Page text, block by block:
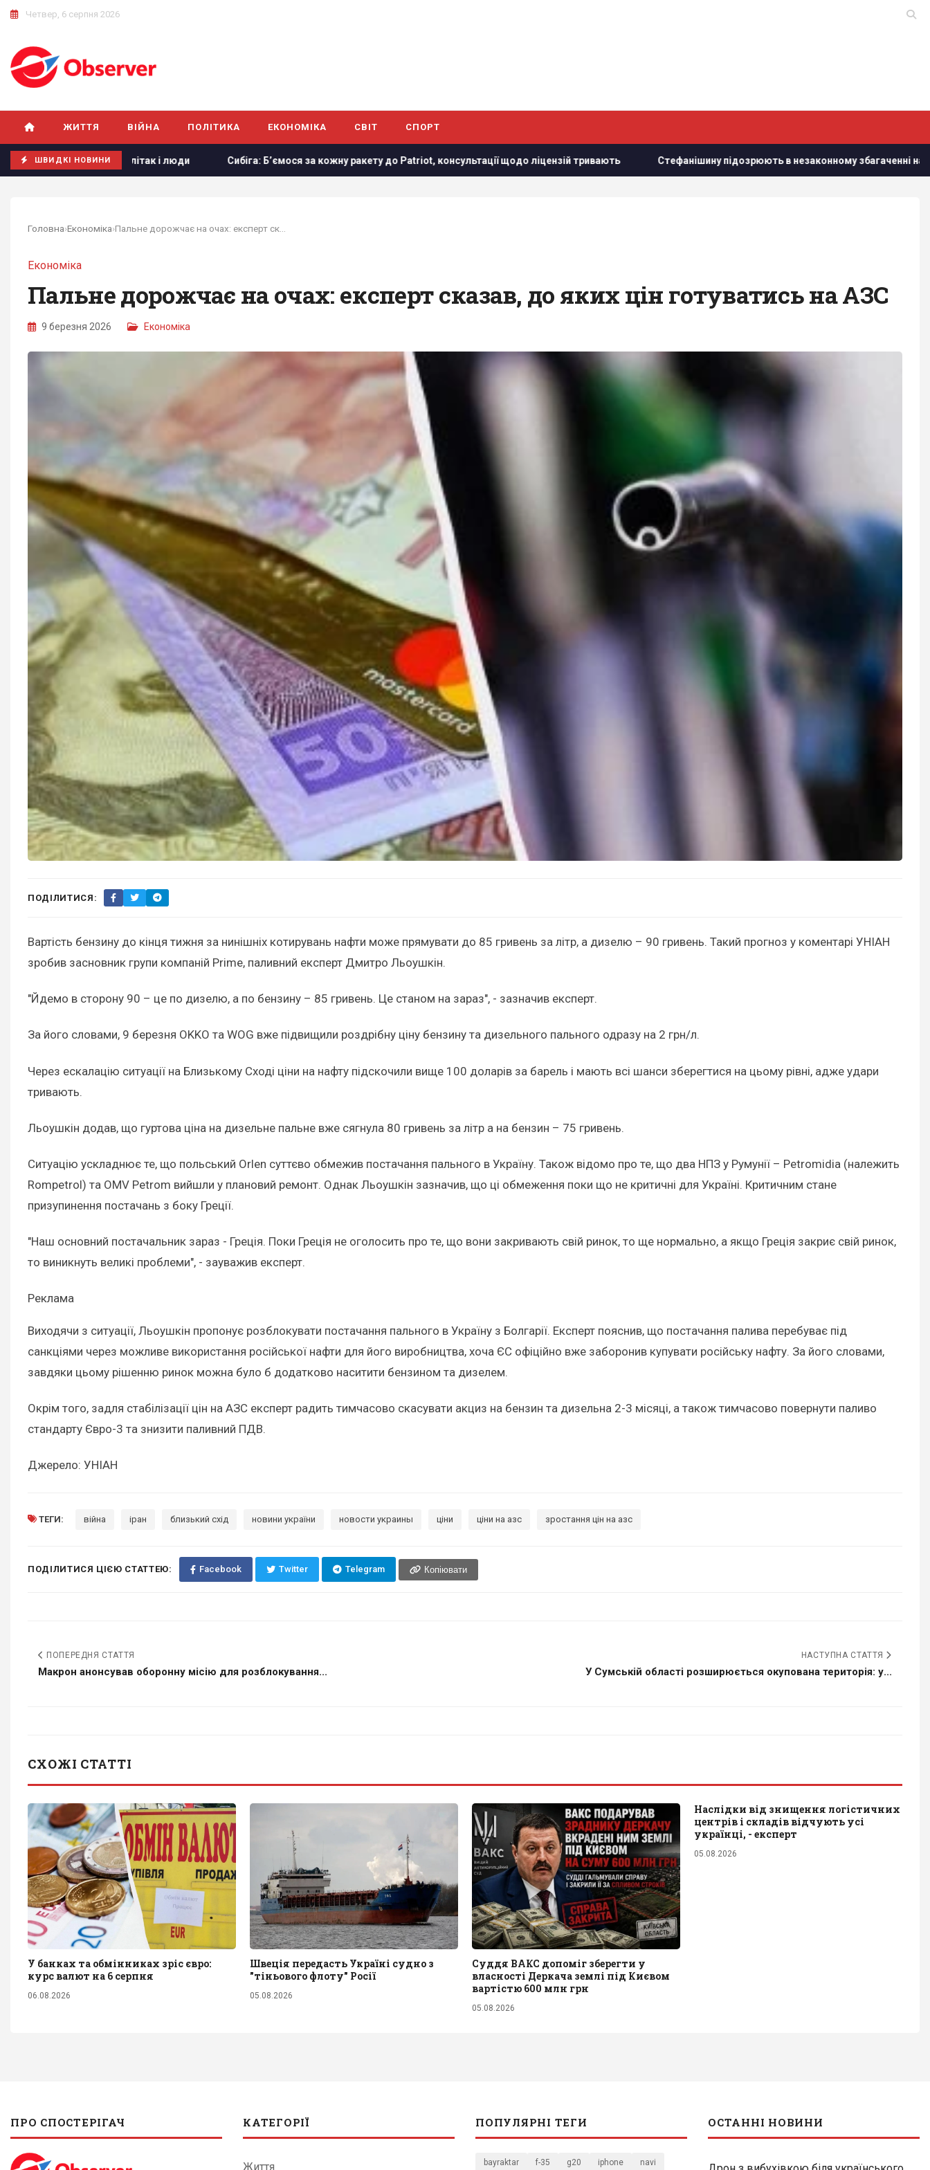
Четвер, 6 серпня 2026
ЖИТТЯ ВІЙНА ПОЛІТИКА ЕКОНОМІКА СВІТ СПОРТ
ШВИДКІ НОВИНИ
літак і люди Сибіга: Б’ємося за кожну ракету до Patriot, консультації щодо ліцензій тривають Стефанішину підозрюють в незаконному збагаченні на 13,9 млн грн: в НАБУ
Головна›Економіка›
Економіка
Пальне дорожчає на очах: експерт сказав, до яких цін готуватись на АЗС
9 березня 2026 Економіка
ПОДІЛИТИСЯ:
Вартість бензину до кінця тижня за нинішніх котирувань нафти може прямувати до 85 гривень за літр, а дизелю – 90 гривень. Такий прогноз у коментарі УНІАН
зробив засновник групи компаній Prime, паливний експерт Дмитро Льоушкін.
"Йдемо в сторону 90 – це по дизелю, а по бензину – 85 гривень. Це станом на зараз", - зазначив експерт.
За його словами, 9 березня OKKO та WOG вже підвищили роздрібну ціну бензину та дизельного пального одразу на 2 грн/л.
Через ескалацію ситуації на Близькому Сході ціни на нафту підскочили вище 100 доларів за барель і мають всі шанси зберегтися на цьому рівні, адже удари
тривають.
Льоушкін додав, що гуртова ціна на дизельне пальне вже сягнула 80 гривень за літр а на бензин – 75 гривень.
Ситуацію ускладнює те, що польський Orlen суттєво обмежив постачання пального в Україну. Також відомо про те, що два НПЗ у Румунії – Petromidia (належить
Rompetrol) та OMV Petrom вийшли у плановий ремонт. Однак Льоушкін зазначив, що ці обмеження поки що не критичні для Україні. Критичним стане
призупинення постачань з боку Греції.
"Наш основний постачальник зараз - Греція. Поки Греція не оголосить про те, що вони закривають свій ринок, то ще нормально, а якщо Греція закриє свій ринок,
то виникнуть великі проблеми", - зауважив експерт.
Реклама
Виходячи з ситуації, Льоушкін пропонує розблокувати постачання пального в Україну з Болгарії. Експерт пояснив, що постачання палива перебуває під
санкціями через можливе використання російської нафти для його виробництва, хоча ЄС офіційно вже заборонив купувати російську нафту. За його словами,
завдяки цьому рішенню ринок можна було б додатково наситити бензином та дизелем.
Окрім того, задля стабілізації цін на АЗС експерт радить тимчасово скасувати акциз на бензин та дизельна 2-3 місяці, а також тимчасово повернути паливо
стандарту Євро-3 та знизити паливний ПДВ.
Джерело: УНІАН
ТЕГИ: війна іран близький схід новини україни новости украины ціни ціни на азс зростання цін на азс
ПОДІЛИТИСЯ ЦІЄЮ СТАТТЕЮ: Facebook Twitter Telegram Копіювати
ПОПЕРЕДНЯ СТАТТЯ
Макрон анонсував оборонну місію для розблокування...
НАСТУПНА СТАТТЯ
У Сумській області розширюється окупована територія: у...
СХОЖІ СТАТТІ
У банках та обмінниках зріс євро:
курс валют на 6 серпня
06.08.2026
Швеція передасть Україні судно з
"тіньового флоту" Росії
05.08.2026
Суддя ВАКС допоміг зберегти у
власності Деркача землі під Києвом
вартістю 600 млн грн
05.08.2026
Наслідки від знищення логістичних
центрів і складів відчують усі
українці, - експерт
05.08.2026
ПРО СПОСТЕРІГАЧ КАТЕГОРІЇ
Життя
ПОПУЛЯРНІ ТЕГИ
bayraktar f-35 g20 iphone navi
ОСТАННІ НОВИНИ